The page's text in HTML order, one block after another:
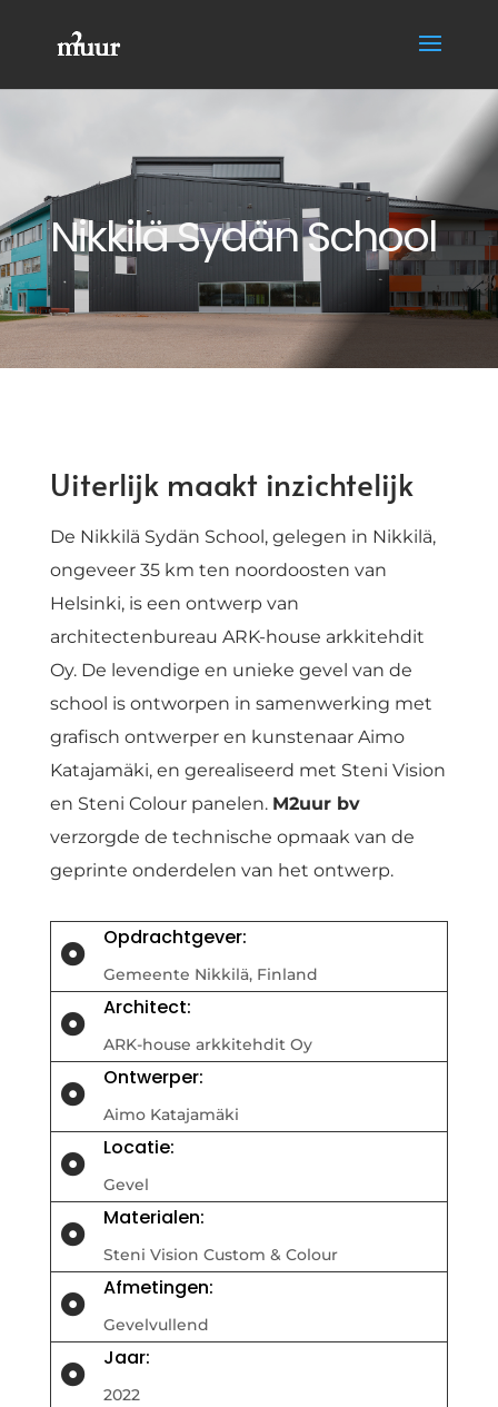
Nikkilä Sydän School
Uiterlijk maakt inzichtelijk
De Nikkilä Sydän School, gelegen in Nikkilä,
ongeveer 35 km ten noordoosten van
Helsinki, is een ontwerp van
architectenbureau ARK-house arkkitehdit
Oy. De levendige en unieke gevel van de
school is ontworpen in samenwerking met
grafisch ontwerper en kunstenaar Aimo
Katajamäki, en gerealiseerd met Steni Vision
en Steni Colour panelen. M2uur bv
verzorgde de technische opmaak van de
geprinte onderdelen van het ontwerp.

Opdrachtgever:
Gemeente Nikkilä, Finland

Architect:
ARK-house arkkitehdit Oy

Ontwerper:
Aimo Katajamäki

Locatie:
Gevel

Materialen:
Steni Vision Custom & Colour

Afmetingen:
Gevelvullend

Jaar:
2022